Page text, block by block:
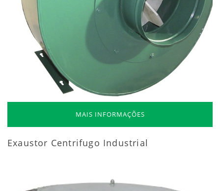
MAIS INFORMAÇÕES
Exaustor Centrifugo Industrial